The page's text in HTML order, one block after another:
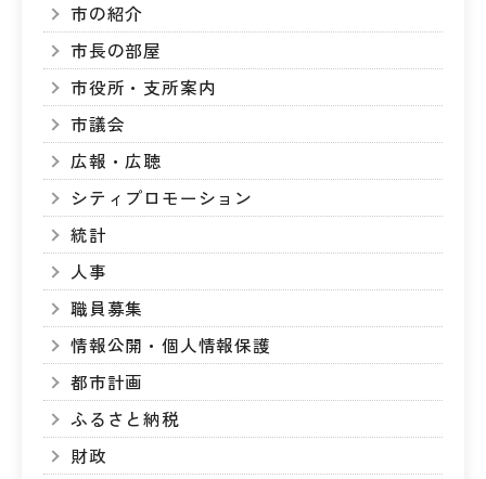
市の紹介
市長の部屋
市役所・支所案内
市議会
広報・広聴
シティプロモーション
統計
人事
職員募集
情報公開・個人情報保護
都市計画
ふるさと納税
財政